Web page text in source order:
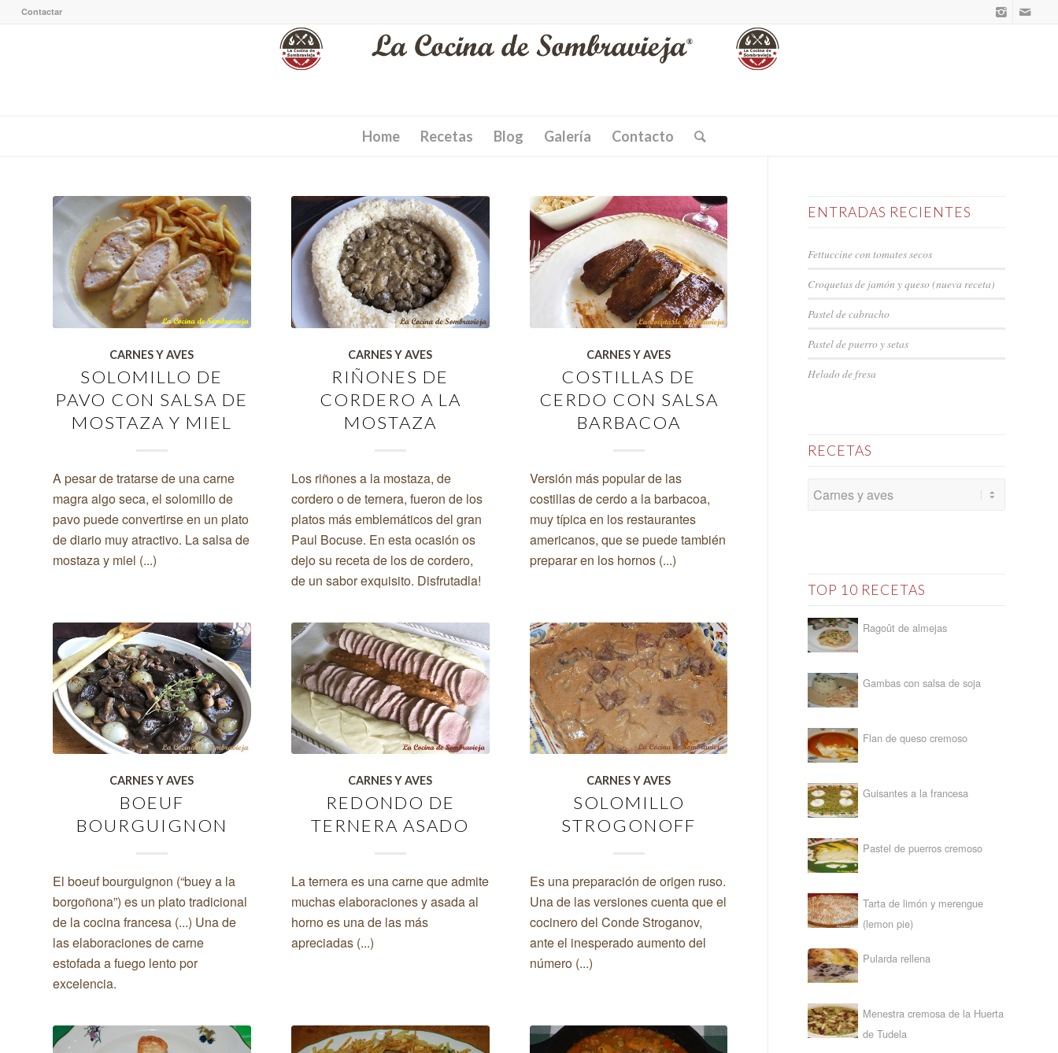
Contactar
Home Recetas Blog Galería Contacto
CARNES Y AVES
SOLOMILLO DE
PAVO CON SALSA DE
MOSTAZA Y MIEL
A pesar de tratarse de una carne
magra algo seca, el solomillo de
pavo puede convertirse en un plato
de diario muy atractivo. La salsa de
mostaza y miel (...)
CARNES Y AVES
RIÑONES DE
CORDERO A LA
MOSTAZA
Los riñones a la mostaza, de
cordero o de ternera, fueron de los
platos más emblemáticos del gran
Paul Bocuse. En esta ocasión os
dejo su receta de los de cordero,
de un sabor exquisito. Disfrutadla!
CARNES Y AVES
COSTILLAS DE
CERDO CON SALSA
BARBACOA
Versión más popular de las
costillas de cerdo a la barbacoa,
muy típica en los restaurantes
americanos, que se puede también
preparar en los hornos (...)
CARNES Y AVES
BOEUF
BOURGUIGNON
El boeuf bourguignon (“buey a la
borgoñona”) es un plato tradicional
de la cocina francesa (...) Una de
las elaboraciones de carne
estofada a fuego lento por
excelencia.
CARNES Y AVES
REDONDO DE
TERNERA ASADO
La ternera es una carne que admite
muchas elaboraciones y asada al
horno es una de las más
apreciadas (...)
CARNES Y AVES
SOLOMILLO
STROGONOFF
Es una preparación de origen ruso.
Una de las versiones cuenta que el
cocinero del Conde Stroganov,
ante el inesperado aumento del
número (...)
ENTRADAS RECIENTES
Fettuccine con tomates secos
Croquetas de jamón y queso (nueva receta)
Pastel de cabracho
Pastel de puerro y setas
Helado de fresa
RECETAS
TOP 10 RECETAS
Ragoût de almejas
Gambas con salsa de soja
Flan de queso cremoso
Guisantes a la francesa
Pastel de puerros cremoso
Tarta de limón y merengue
(lemon pie)
Pularda rellena
Menestra cremosa de la Huerta
de Tudela